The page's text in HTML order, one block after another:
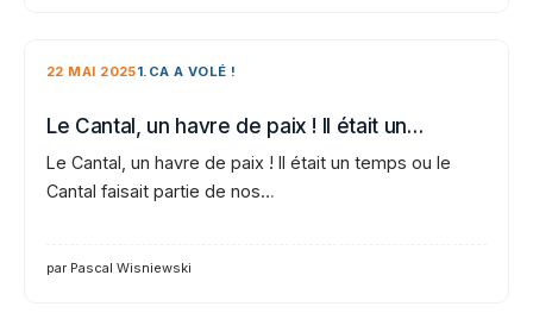
22 MAI 20251.CA A VOLÉ !
Le Cantal, un havre de paix ! Il était un…
Le Cantal, un havre de paix ! Il était un temps ou le
Cantal faisait partie de nos…
par Pascal Wisniewski